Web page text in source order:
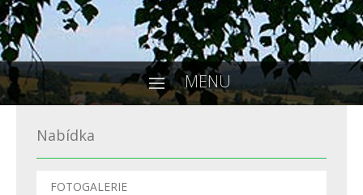
MENU
Nabídka
FOTOGALERIE